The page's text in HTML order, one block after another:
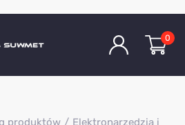
0
produktów
Elektronarzędzia i